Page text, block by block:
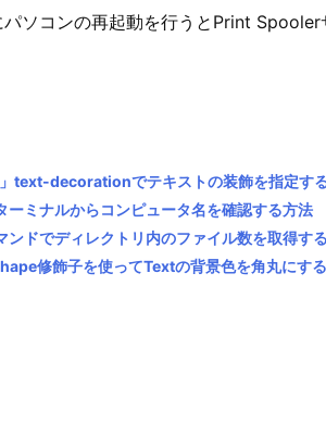
ソコンの再起動を行うとPrint
」text-decorationでテキストの装飾を指定す
ミナルからコンピュータ名を確認する方法
ンドでディレクトリ内のファイル数を取得する
修飾子を使ってTextの背景色を角丸にす